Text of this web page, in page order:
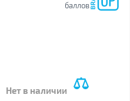
баллов
Нет в наличии